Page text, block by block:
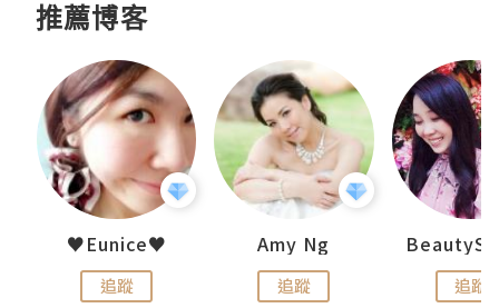
推薦博客
♥Eunice♥
追蹤
Amy Ng
追蹤 追蹤